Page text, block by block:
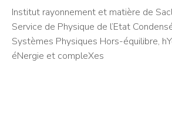
Institut rayonnement et matière de
Service de Physique de l’Etat
Systèmes Physiques Hors-équilibre,
éNergie et compleXes